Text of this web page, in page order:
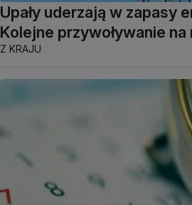
Upały uderzają w zapasy
Kolejne przywoływanie na
Z KRAJU